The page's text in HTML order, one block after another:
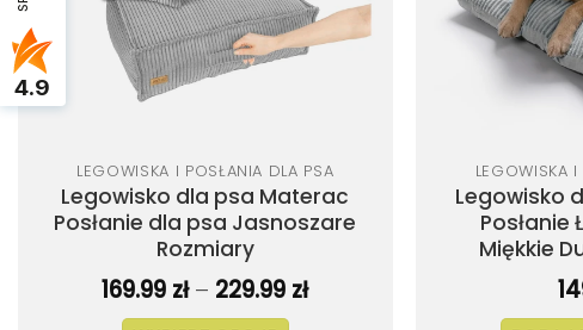
LEGOWISKA I POSŁANIA DLA PSA
Legowisko dla psa Materac
Posłanie dla psa Jasnoszare
Rozmiary
169.99 zł – 229.99 złZakres
LEGOWISKA
Legowisko
Posłanie
Miękkie
4.9